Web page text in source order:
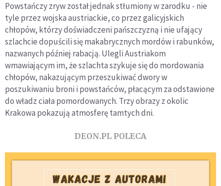
Powstańczy zryw został jednak stłumiony w zarodku - nie
tyle przez wojska austriackie, co przez galicyjskich
chłopów, którzy doświadczeni pańszczyzną i nie ufający
szlachcie dopuścili się makabrycznych mordów i rabunków,
nazwanych później rabacją. Ulegli Austriakom
wmawiającym im, że szlachta szykuje się do mordowania
chłopów, nakazującym przeszukiwać dwory w
poszukiwaniu broni i powstańców, płacącym za odstawione
do władz ciała pomordowanych. Trzy obrazy z okolic
Krakowa pokazują atmosferę tamtych dni.
DEON.PL POLECA